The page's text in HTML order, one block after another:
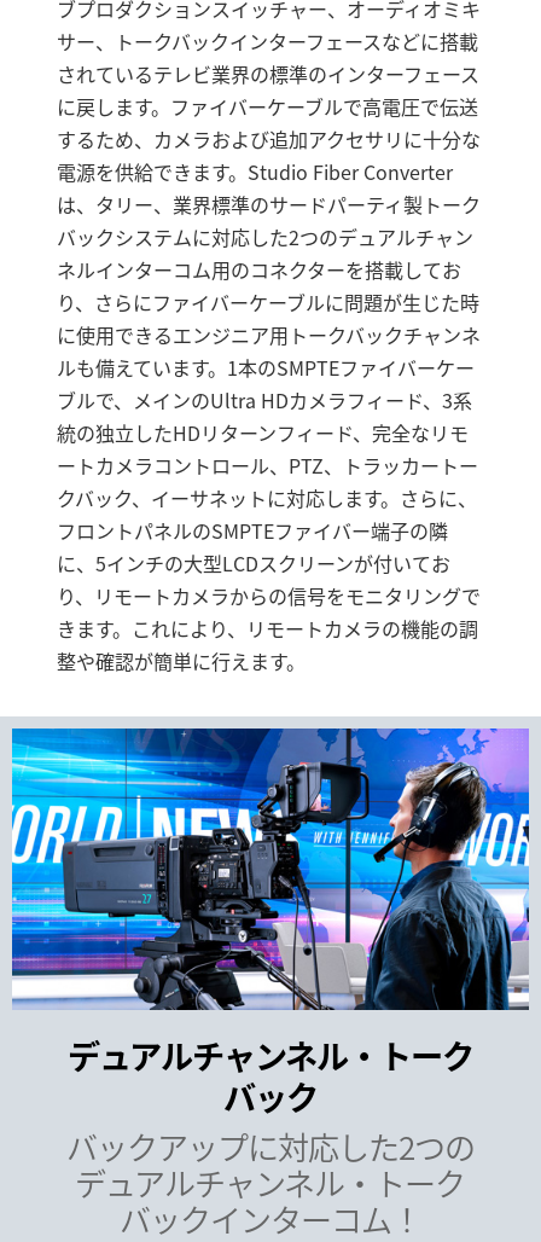
ブプロダクションスイッチャー、オーディオミキ
サー、トークバックインターフェースなどに搭載
されているテレビ業界の標準のインターフェース
に戻します。ファイバーケーブルで高電圧で伝送
するため、カメラおよび追加アクセサリに十分な
電源を供給できます。Studio Fiber Converter
は、タリー、業界標準のサードパーティ製トーク
バックシステムに対応した2つのデュアルチャン
ネルインターコム用のコネクターを搭載してお
り、さらにファイバーケーブルに問題が生じた時
に使用できるエンジニア用トークバックチャンネ
ルも備えています。1本のSMPTEファイバーケー
ブルで、メインのUltra HDカメラフィード、3系
統の独立したHDリターンフィード、完全なリモ
ートカメラコントロール、PTZ、トラッカートー
クバック、イーサネットに対応します。さらに、
フロントパネルのSMPTEファイバー端子の隣
に、5インチの大型LCDスクリーンが付いてお
り、リモートカメラからの信号をモニタリングで
きます。これにより、リモートカメラの機能の調
整や確認が簡単に行えます。
デュアルチャンネル・ トーク
バック
バックアップに対応した2つの
デュアルチャンネル・ トーク
バックインターコム！